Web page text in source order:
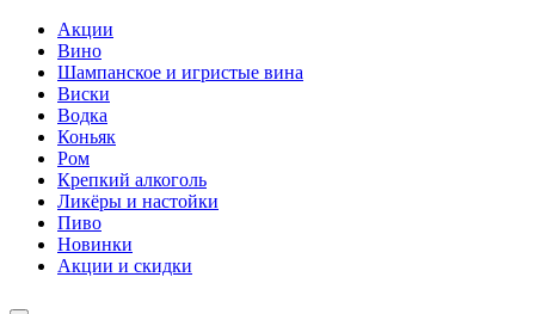
Акции
Вино
Шампанское и игристые вина
Виски
Водка
Коньяк
Ром
Крепкий алкоголь
Ликёры и настойки
Пиво
Новинки
Акции и скидки